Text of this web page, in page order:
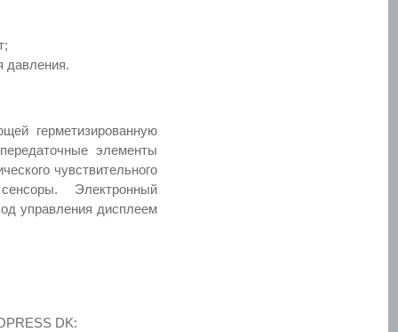
давления.
герметизированную
элементы
чувствительного
Электронный
управления дисплеем
DK: